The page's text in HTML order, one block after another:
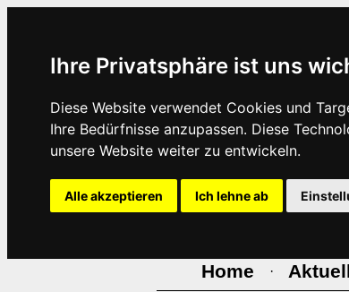
Ihre Privatsphäre ist uns
Diese Website verwendet Cookies und
Ihre Bedürfnisse anzupassen. Diese
unsere Website weiter zu entwickeln.
Alle akzeptieren Ich lehne ab
Home ·